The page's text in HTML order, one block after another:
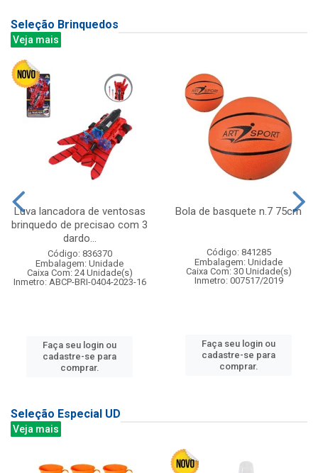
Seleção Brinquedos
Veja mais
Luva lancadora de ventosas
brinquedo de precisao com 3
dardo...
Código: 836370
Embalagem: Unidade
Caixa Com: 24 Unidade(s)
Inmetro: ABCP-BRI-0404-2023-16
Faça seu login ou
cadastre-se para
comprar.
Bola de basquete n.7 75cm
Código: 841285
Embalagem: Unidade
Caixa Com: 30 Unidade(s)
Inmetro: 007517/2019
Faça seu login ou
cadastre-se para
comprar.
Seleção Especial UD
Veja mais